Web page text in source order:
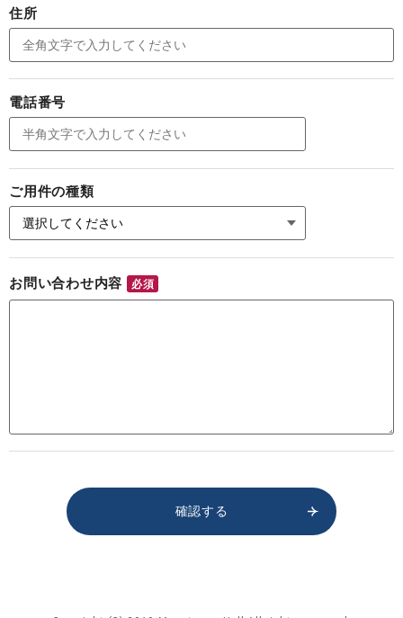
住所
電話番号
ご用件の種類
お問い合わせ内容 必須
確認する